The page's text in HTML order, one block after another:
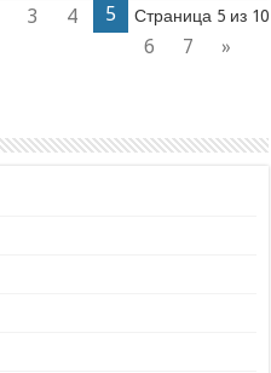
Страница 5 из 10
3 4
5
6
7
»